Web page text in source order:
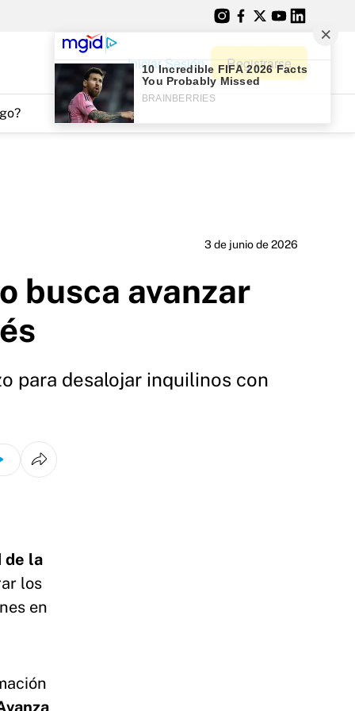
Iniciar Sesión Registrarse
3 de junio de 2026
busca avanzar
para desalojar inquilinos con
de la
los
en